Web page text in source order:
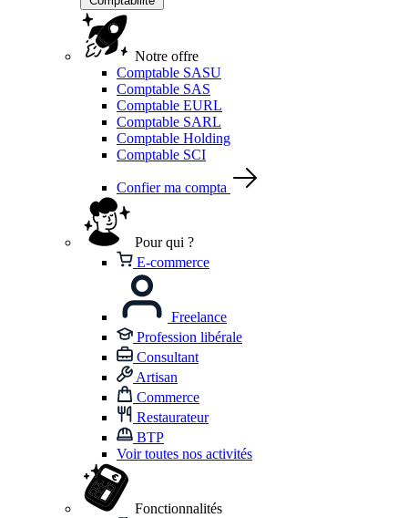
Notre offre
Comptable SASU
Comptable SAS
Comptable EURL
Comptable SARL
Comptable Holding
Comptable SCI
Confier ma compta
Pour qui ?
E-commerce
Freelance
Profession libérale
Consultant
Artisan
Commerce
Restaurateur
BTP
Voir toutes nos activités
Fonctionnalités